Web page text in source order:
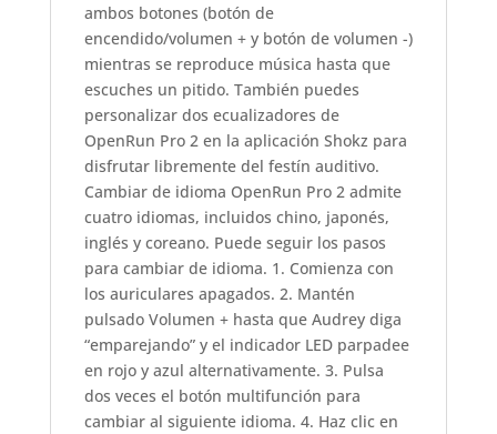
ambos botones (botón de
encendido/volumen + y botón de volumen -)
mientras se reproduce música hasta que
escuches un pitido. También puedes
personalizar dos ecualizadores de
OpenRun Pro 2 en la aplicación Shokz para
disfrutar libremente del festín auditivo.
Cambiar de idioma OpenRun Pro 2 admite
cuatro idiomas, incluidos chino, japonés,
inglés y coreano. Puede seguir los pasos
para cambiar de idioma. 1. Comienza con
los auriculares apagados. 2. Mantén
pulsado Volumen + hasta que Audrey diga
“emparejando” y el indicador LED parpadee
en rojo y azul alternativamente. 3. Pulsa
dos veces el botón multifunción para
cambiar al siguiente idioma. 4. Haz clic en